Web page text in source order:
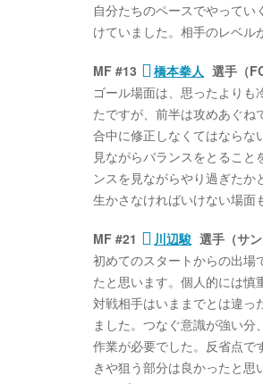
自分たちのペースでやって
けていました。相手のレベル
MF #13 橋本拳人 選手（
ゴール場面は、思ったより
たですが、前半は攻めあぐ
合中に修正しなくてはならな
見ながらバランスをとるこ
ンスを見ながらやり過ぎた
生かさなければいけない場面
MF #21 川辺駿 選手（サ
初めてのスタートからの出場
たと思います。個人的には慎
対戦相手はいままでとは違っ
ました。つなぐ意識が強い
作業が必要でした。反省点で
きや狙う部分は良かったと思